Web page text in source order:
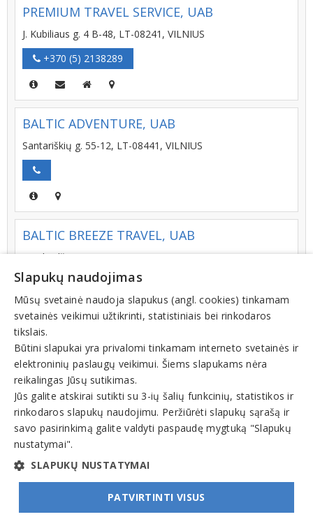
PREMIUM TRAVEL SERVICE, UAB
J. Kubiliaus g. 4 B-48, LT-08241, VILNIUS
+370 (5) 2138289
BALTIC ADVENTURE, UAB
Santariškių g. 55-12, LT-08441, VILNIUS
BALTIC BREEZE TRAVEL, UAB
J. Galvydžio g. 5, LT-08236, VILNIUS
+370 (5) 2745865
AMBER TOURS, UAB
S. Žukausko g. 49-82, LT-09131, VILNIUS
+370 (5) 2107044
1
© INFOMINTA, UAB. Visos teisės saugomos. Telefonas
info@1551.info
Slapukų naudojimas
Mūsų svetainė naudoja slapukus (angl. cookies) tinkamam
svetainės veikimui užtikrinti, statistiniais bei rinkodaros
tikslais.
Būtini slapukai yra privalomi tinkamam interneto svetainės ir
elektroninių paslaugų veikimui. Šiems slapukams nėra
reikalingas Jūsų sutikimas.
Jūs galite atskirai sutikti su 3-ių šalių funkcinių, statistikos ir
rinkodaros slapukų naudojimu. Peržiūrėti slapukų sąrašą ir
savo pasirinkimą galite valdyti paspaudę mygtuką "Slapukų
nustatymai".
SLAPUKŲ NUSTATYMAI
PATVIRTINTI VISUS